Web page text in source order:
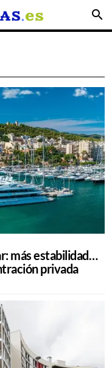
search
más estabilidad…
privada